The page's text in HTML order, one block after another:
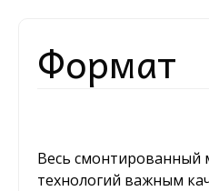
Формат
Весь смонтированный
технологий важным